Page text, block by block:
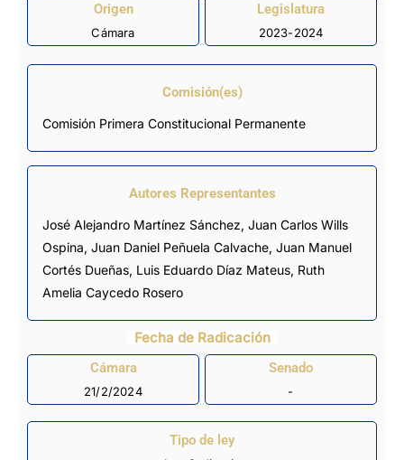
Origen
Cámara
Legislatura
2023-2024
Comisión(es)
Comisión Primera Constitucional Permanente
Autores Representantes
José Alejandro Martínez Sánchez, Juan Carlos Wills
Ospina, Juan Daniel Peñuela Calvache, Juan Manuel
Cortés Dueñas, Luis Eduardo Díaz Mateus, Ruth
Amelia Caycedo Rosero
Fecha de Radicación
Cámara
21/2/2024
Senado
-
Tipo de ley